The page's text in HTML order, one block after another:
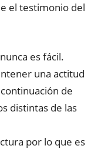
el testimonio del
es fácil.
una actitud
de
distintas de las
por lo que es